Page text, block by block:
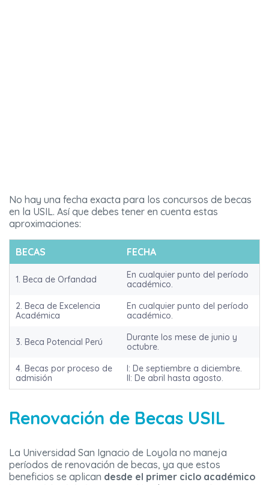
No hay una fecha exacta para los concursos de becas
en la USIL. Así que debes tener en cuenta estas
aproximaciones:
BECAS FECHA
1. Beca de Orfandad
En cualquier punto del período
académico.
2. Beca de Excelencia
Académica
En cualquier punto del período
académico.
3. Beca Potencial Perú
Durante los mese de junio y
octubre.
4. Becas por proceso de
admisión
I: De septiembre a diciembre.
II: De abril hasta agosto.
Renovación de Becas USIL
La Universidad San Ignacio de Loyola no maneja
períodos de renovación de becas, ya que estos
beneficios se aplican desde el primer ciclo académico